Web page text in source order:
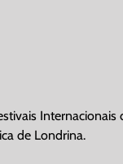
de Londrina.